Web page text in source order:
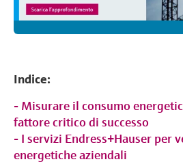
Indice:
- Misurare il consumo
fattore critico di successo
- I servizi Endress+Hauser per
energetiche aziendali